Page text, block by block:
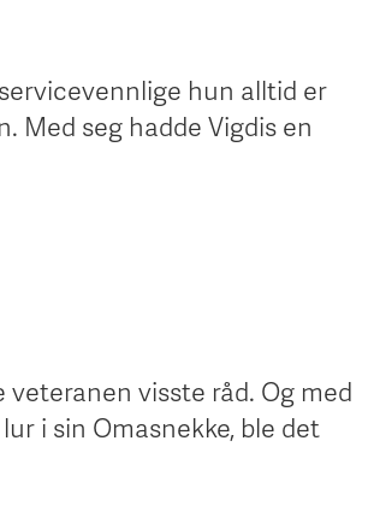
hun alltid er
Med seg hadde Vigdis en
visste råd. Og med
i sin Omasnekke, ble det